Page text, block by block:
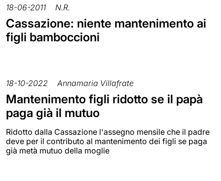
18-06-2011 N.R.
Cassazione: niente mantenimento ai
figli bamboccioni
18-10-2022 Annamaria Villafrate
Mantenimento figli ridotto se il papà
paga già il mutuo
Ridotto dalla Cassazione l'assegno mensile che il padre
deve per il contributo al mantenimento dei figli se paga
già metà mutuo della moglie